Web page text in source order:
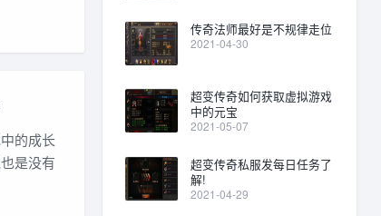
的成长
是没有
传奇法师最好是不规律走位
2021-04-30
超变传奇如何获取虚拟游戏
中的元宝
2021-05-07
超变传奇私服发每日任务了
解!
2021-04-29